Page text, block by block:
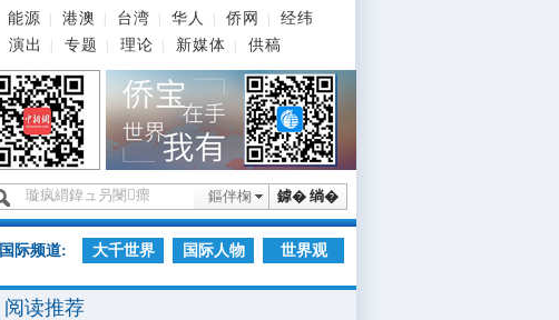
能源 港澳 台湾 华人 侨网
经纬
演出 专题 理论 新媒体 供稿
鎼� 绱�
鏂伴椈
国际频道: 大千世界 国际人物 世界观
阅读推荐